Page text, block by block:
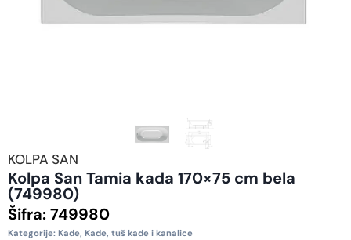
KOLPA SAN
Kolpa San Tamia kada 170×75 cm bela
(749980)
Šifra:749980
Kategorije: Kade, Kade, tuš kade i kanalice